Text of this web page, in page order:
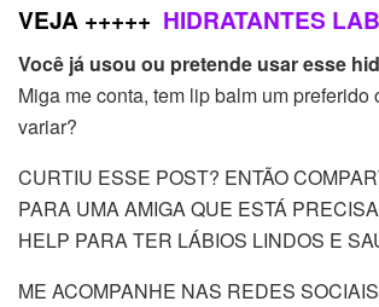
VEJA +++++ HIDRATANTES
Você já usou ou pretende usar esse
Miga me conta, tem lip balm um preferido
variar?
CURTIU ESSE POST? ENTÃO
PARA UMA AMIGA QUE ESTÁ
HELP PARA TER LÁBIOS LINDOS E
ME ACOMPANHE NAS REDES